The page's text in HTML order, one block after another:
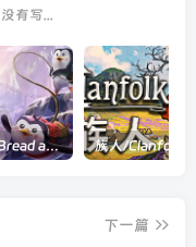
有写...
面包和年糕/Bread and Fred Build.21411256|动作冒险|容量1.1GB|官方中文版
下一篇